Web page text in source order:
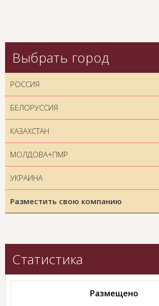
Выбрать город
РОССИЯ
БЕЛОРУССИЯ
КАЗАХСТАН
МОЛДОВА+ПМР
УКРАИНА
Разместить свою компанию
Статистика
Размещено